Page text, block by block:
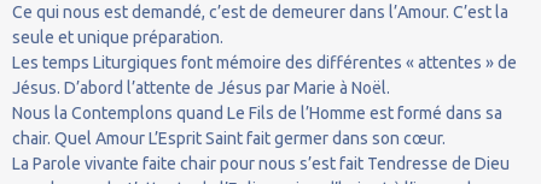
Ce qui nous est demandé, c’est de demeurer dans l’Amour. C’est la
seule et unique préparation.
Les temps Liturgiques font mémoire des différentes « attentes » de
Jésus. D’abord l’attente de Jésus par Marie à Noël.
Nous la Contemplons quand Le Fils de l’Homme est formé dans sa
chair. Quel Amour L’Esprit Saint fait germer dans son cœur.
La Parole vivante faite chair pour nous s’est fait Tendresse de Dieu